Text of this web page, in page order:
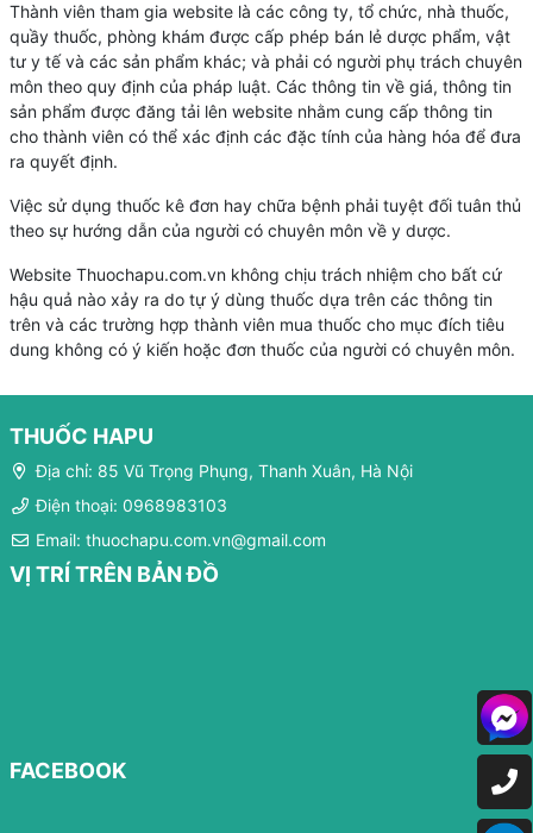
Thành viên tham gia website là các công ty, tổ chức, nhà thuốc,
quầy thuốc, phòng khám được cấp phép bán lẻ dược phẩm, vật
tư y tế và các sản phẩm khác; và phải có người phụ trách chuyên
môn theo quy định của pháp luật. Các thông tin về giá, thông tin
sản phẩm được đăng tải lên website nhằm cung cấp thông tin
cho thành viên có thể xác định các đặc tính của hàng hóa để đưa
ra quyết định.
Việc sử dụng thuốc kê đơn hay chữa bệnh phải tuyệt đối tuân thủ
theo sự hướng dẫn của người có chuyên môn về y dược.
Website Thuochapu.com.vn không chịu trách nhiệm cho bất cứ
hậu quả nào xảy ra do tự ý dùng thuốc dựa trên các thông tin
trên và các trường hợp thành viên mua thuốc cho mục đích tiêu
dung không có ý kiến hoặc đơn thuốc của người có chuyên môn.
THUỐC HAPU
Địa chỉ: 85 Vũ Trọng Phụng, Thanh Xuân, Hà Nội
Điện thoại: 0968983103
Email: thuochapu.com.vn@gmail.com
VỊ TRÍ TRÊN BẢN ĐỒ
FACEBOOK